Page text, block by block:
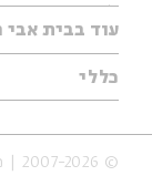
נוער
סדרות
אירועי עבר
ילדים
מוזיקה
עיון
מיוחדים
עוד בבית אבי
תערוכות
מיוחדים
כללי
אודות
הצהרת נגישות
© 2007-2026 | כל הזכויות שמורות לבית אבי חי